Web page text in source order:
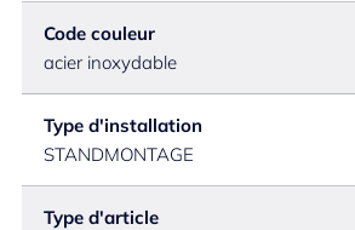
Code couleur
acier inoxydable
Type d'installation
STANDMONTAGE
Type d'article